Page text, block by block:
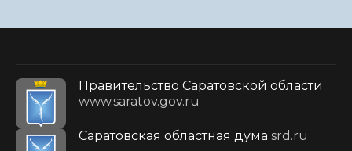
Правительство Саратовской области
www.saratov.gov.ru
Саратовская областная дума srd.ru